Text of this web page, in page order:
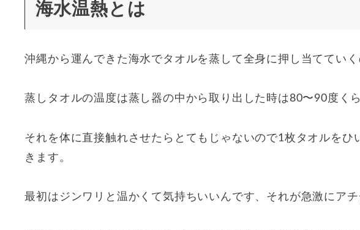
海水温熱とは
沖縄から運んできた海水でタオルを蒸して全身に押し当てていく
蒸しタオルの温度は蒸し器の中から取り出した時は80〜90度く
それを体に直接触れさせたらとてもじゃないので1枚タオルを
きます。
最初はジンワリと温かくて気持ちいいんです、それが急激にアチ